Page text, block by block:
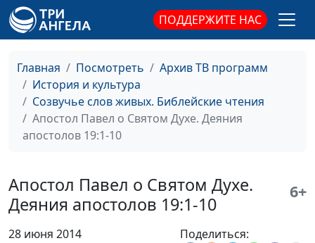
ПОДДЕРЖИТЕ НАС
Главная Посмотреть
Архив ТВ программ
История и культура
Созвучье слов живых. Библейские чтения
Апостол Павел о Святом Духе. Деяния
апостолов 19:1-10
Апостол Павел о Святом Духе.
Деяния апостолов 19:1-10
6+
28 июня 2014 Поделиться:
Молитва Давида: Ты укажешь мне
Сотворение Евы, или
Одиночество человека - не
Божья воля. Бытие 2:18-25
Кириченко
Апостол Павел о любви 1-е
Как жить христианину:
наставления Апостола Павла.
Ирина
Кириченко
#50